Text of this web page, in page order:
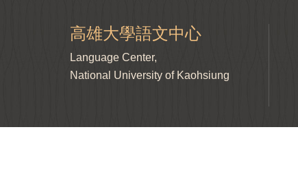
高雄大學語文中心
Language Center,
National University of Kaohsiung